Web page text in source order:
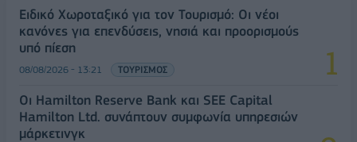
Ειδικό Χωροταξικό για τον Τουρισμό: Οι νέοι
κανόνες για επενδύσεις, νησιά και προορισμούς
υπό πίεση
08/08/2026 - 13:21 ΤΟΥΡΙΣΜΟΣ
Οι Hamilton Reserve Bank και SEE Capital
Hamilton Ltd. συνάπτουν συμφωνία υπηρεσιών
μάρκετινγκ